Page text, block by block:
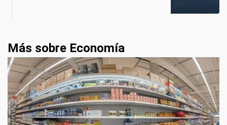
Más sobre Economía